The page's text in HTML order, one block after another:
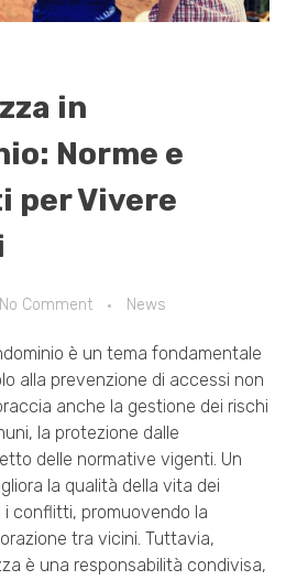
in
Norme e
per Vivere
No Comment News
è un tema fondamentale
alla prevenzione di accessi non
anche la gestione dei rischi
la protezione dalle
delle normative vigenti. Un
la qualità della vita dei
i conflitti, promuovendo la
tra vicini. Tuttavia,
è una responsabilità condivisa,